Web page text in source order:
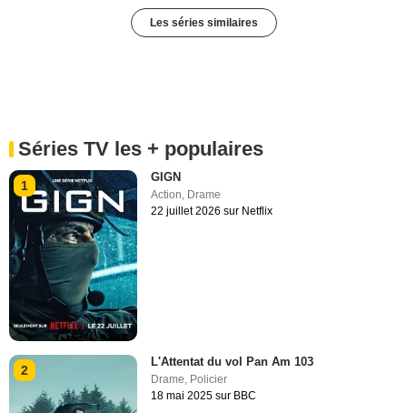
Les séries similaires
Séries TV les + populaires
1
GIGN
Action, Drame
22 juillet 2026 sur Netflix
2
L'Attentat du vol Pan Am 103
Drame, Policier
18 mai 2025 sur BBC